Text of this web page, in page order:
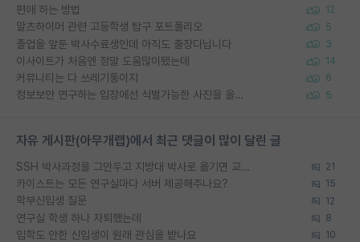
편애 하는 방법 12
알츠하이머 관련 고등학생 탐구 포트폴리오 5
졸업을 앞둔 박사수료생인데 아직도 출장다닙니다 3
이사이트가 처음엔 정말 도움많이됐는데 14
커뮤니티는 다 쓰레기통이지 6
정보보안 연구하는 입장에선 식별가능한 사진을 올리는건 비추이긴함 5
자유 게시판(아무개랩)에서 최근 댓글이 많이 달린 글
SSH 박사과정을 그만두고 지방대 박사로 옮기면 교수의 꿈은 끝일까요? 21
카이스트는 모든 연구실마다 서버 제공해주나요? 15
학부신입생 질문 12
연구실 학생 하나 자퇴했는데 8
입학도 안한 신입생이 원래 관심을 받나요 10